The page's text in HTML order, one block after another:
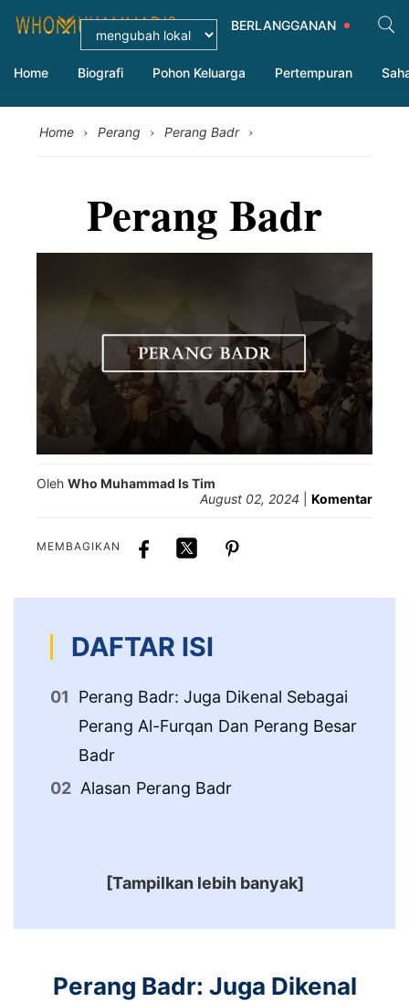
BERLANGGANAN
Home Biografi Pohon Keluarga Pertempuran
Home › Perang › Perang Badr ›
Perang Badr
Oleh Who Muhammad Is Tim
August 02, 2024
Komentar
MEMBAGIKAN
DAFTAR ISI
Perang Badr: Juga Dikenal Sebagai
Perang Al-Furqan Dan Perang Besar
Badr
Alasan Perang Badr
[Tampilkan lebih banyak]
Perang Badr: Juga Dikenal